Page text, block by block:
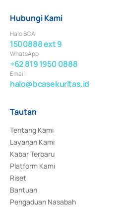
Hubungi Kami
Halo BCA
1500888 ext 9
WhatsApp
+62 819 1950 0888
Email
halo@bcasekuritas.id
Tautan
Tentang Kami
Layanan Kami
Kabar Terbaru
Platform Kami
Riset
Bantuan
Pengaduan Nasabah